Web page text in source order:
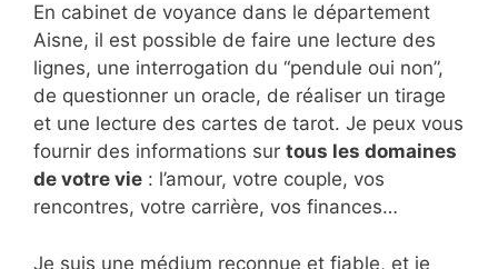
En cabinet de voyance dans le département
Aisne, il est possible de faire une lecture des
lignes, une interrogation du “pendule oui non”,
de questionner un oracle, de réaliser un tirage
et une lecture des cartes de tarot. Je peux vous
fournir des informations sur tous les domaines
de votre vie : l’amour, votre couple, vos
rencontres, votre carrière, vos finances…
Je suis une médium reconnue et fiable, et je